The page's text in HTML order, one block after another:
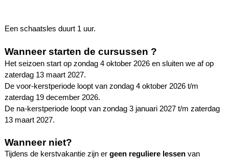
Een schaatsles duurt 1 uur.
Wanneer starten de cursussen ?
Het seizoen start op zondag 4 oktober 2026 en sluiten we af op
zaterdag 13 maart 2027.
De voor-kerstperiode loopt van zondag 4 oktober 2026 t/m
zaterdag 19 december 2026.
De na-kerstperiode loopt van zondag 3 januari 2027 t/m zaterdag
13 maart 2027.
Wanneer niet?
Tijdens de kerstvakantie zijn er geen reguliere lessenvan